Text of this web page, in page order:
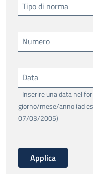
Tipo di norma
Numero
Data
Inserire una data nel
giorno/mese/anno (ad
07/03/2005)